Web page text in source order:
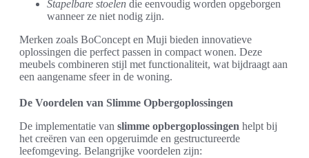
Stapelbare stoelen die eenvoudig worden opgeborgen
wanneer ze niet nodig zijn.
Merken zoals BoConcept en Muji bieden innovatieve
oplossingen die perfect passen in compact wonen. Deze
meubels combineren stijl met functionaliteit, wat bijdraagt aan
een aangename sfeer in de woning.
De Voordelen van Slimme Opbergoplossingen
De implementatie van slimme opbergoplossingen helpt bij
het creëren van een opgeruimde en gestructureerde
leefomgeving. Belangrijke voordelen zijn: